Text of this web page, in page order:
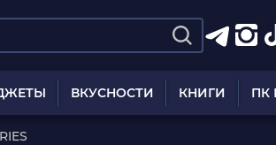
ВКУСНОСТИ КНИГИ ПК